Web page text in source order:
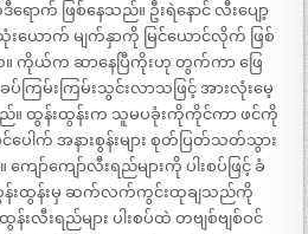
က် ဖြစ်နေသည်။ ဦးရဲနောင် လီးပျော့
းယောက် မျက်နှာကို မြင်ယောင်လိုက် ဖြစ်
ကိုယ်က ဆာနေပြီကိုးဟု တွက်ကာ ဖြေ
ကြမ်းကြမ်းသွင်းလာသဖြင့် အားလုံးမေ့
။ ထွန်းထွန်းက သူမပခုံးကိုကိုင်ကာ ဖင်ကို
ေါက် အနားစွန်းများ စုတ်ပြတ်သတ်သွား
ော်ကျော်လီးရည်များကို ပါးစပ်ဖြင့် ခံ
ထွန်းထွန်းမှ ဆက်လက်ကွင်းထုချသည်ကို
းလီးရည်များ ပါးစပ်ထဲ တဗျစ်ဗျစ်ဝင်